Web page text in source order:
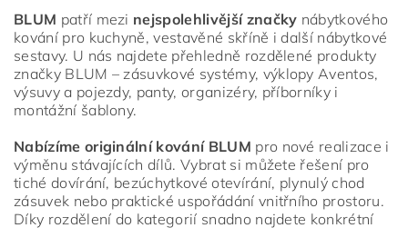
Vložením hodnocení souhlasíte s
podmínkami ochrany
osobních údajů
BLUM patří mezi nejspolehlivější značky nábytkového
kování pro kuchyně, vestavěné skříně i další nábytkové
sestavy. U nás najdete přehledně rozdělené produkty
značky BLUM – zásuvkové systémy, výklopy Aventos,
výsuvy a pojezdy, panty, organizéry, příborníky i
montážní šablony.
Nabízíme originální kování BLUM pro nové realizace i
výměnu stávajících dílů. Vybrat si můžete řešení pro
tiché dovírání, bezúchytkové otevírání, plynulý chod
zásuvek nebo praktické uspořádání vnitřního prostoru.
Díky rozdělení do kategorií snadno najdete konkrétní